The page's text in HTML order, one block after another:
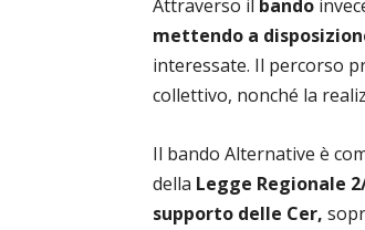
Attraverso il bando
mettendo a
interessate. Il percorso
collettivo, nonché la
Il bando Alternative è
della Legge Regionale
supporto delle Cer,